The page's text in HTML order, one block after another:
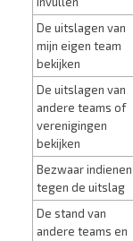
De uitslagen van
mijn eigen team
bekijken
De uitslagen van
andere teams of
verenigingen
bekijken
Bezwaar indienen
tegen de uitslag
De stand van
andere teams en